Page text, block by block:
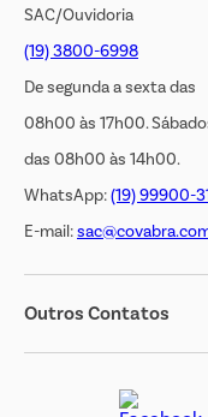
SAC/Ouvidoria
(19) 3800-6998
De segunda a sexta das
08h00 às 17h00.
das 08h00 às 14h00.
WhatsApp:(19) 99900-
E-mail:
Outros Contatos
Negócios Imobiliários
Novos Fornecedores